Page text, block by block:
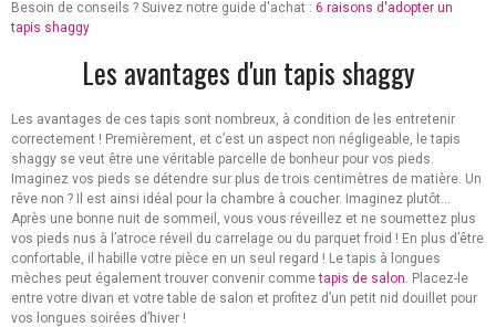
Besoin de conseils ? Suivez notre guide d'achat : 6 raisons d'adopter un
tapis shaggy
Les avantages d'un tapis shaggy
Les avantages de ces tapis sont nombreux, à condition de les entretenir
correctement ! Premièrement, et c’est un aspect non négligeable, le tapis
shaggy se veut être une véritable parcelle de bonheur pour vos pieds.
Imaginez vos pieds se détendre sur plus de trois centimètres de matière. Un
rêve non ? Il est ainsi idéal pour la chambre à coucher. Imaginez plutôt…
Après une bonne nuit de sommeil, vous vous réveillez et ne soumettez plus
vos pieds nus à l’atroce réveil du carrelage ou du parquet froid ! En plus d’être
confortable, il habille votre pièce en un seul regard ! Le tapis à longues
mèches peut également trouver convenir commetapis de salon. Placez-le
entre votre divan et votre table de salon et profitez d’un petit nid douillet pour
vos longues soirées d’hiver !